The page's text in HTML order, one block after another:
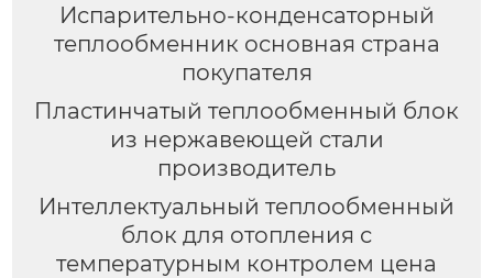
Испарительно-конденсаторный
теплообменник основная страна
покупателя
Пластинчатый теплообменный блок
из нержавеющей стали
производитель
Интеллектуальный теплообменный
блок для отопления с
температурным контролем цена